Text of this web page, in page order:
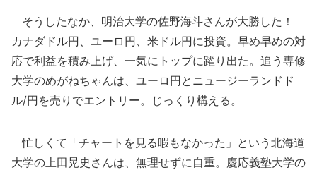
そうしたなか、明治大学の佐野海斗さんが大勝した！
カナダドル円、ユーロ円、米ドル円に投資。早め早めの対
応で利益を積み上げ、一気にトップに躍り出た。追う専修
大学のめがねちゃんは、ユーロ円とニュージーランドド
ル/円を売りでエントリー。じっくり構える。
忙しくて「チャートを見る暇もなかった」という北海道
大学の上田晃史さんは、無理せずに自重。慶応義塾大学の